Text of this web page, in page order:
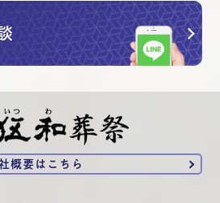
概要は こちら